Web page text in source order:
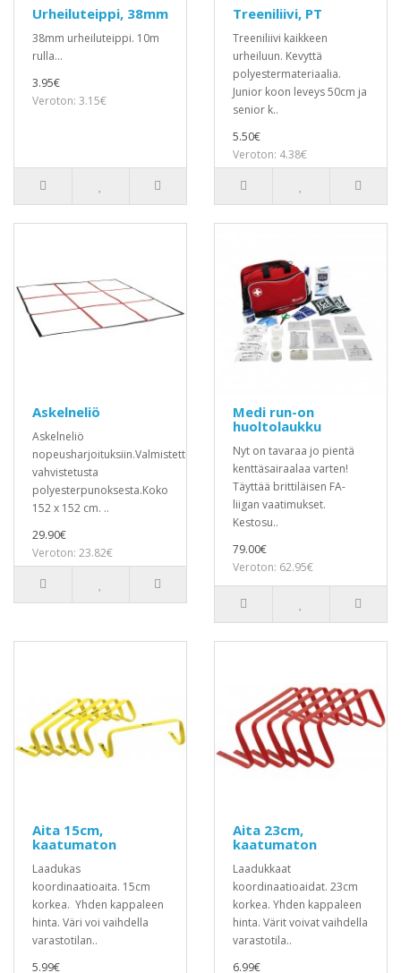
Urheiluteippi, 38mm
38mm urheiluteippi. 10m
rulla...
3.95€
Veroton: 3.15€
Treeniliivi, PT
Treeniliivi kaikkeen
urheiluun. Kevyttä
polyestermateriaalia.
Junior koon leveys 50cm ja
senior k..
5.50€
Veroton: 4.38€
Askelneliö
Askelneliö
nopeusharjoituksiin.Valmistettu
vahvistetusta
polyesterpunoksesta.Koko
152 x 152 cm. ..
29.90€
Veroton: 23.82€
Medi run-on
huoltolaukku
Nyt on tavaraa jo pientä
kenttäsairaalaa varten!
Täyttää brittiläisen FA-
liigan vaatimukset.
Kestosu..
79.00€
Veroton: 62.95€
Aita 15cm,
kaatumaton
Laadukas
koordinaatioaita. 15cm
korkea. Yhden kappaleen
hinta. Väri voi vaihdella
varastotilan..
5.99€
Aita 23cm,
kaatumaton
Laadukkaat
koordinaatioaidat. 23cm
korkea. Yhden kappaleen
hinta. Värit voivat vaihdella
varastotila..
6.99€